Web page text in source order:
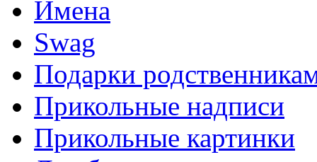
Имена
Swag
Подарки
Прикольные надписи
Прикольные картинки